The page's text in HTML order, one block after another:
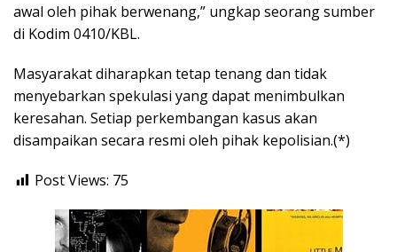
awal oleh pihak berwenang,” ungkap seorang sumber
di Kodim 0410/KBL.
Masyarakat diharapkan tetap tenang dan tidak
menyebarkan spekulasi yang dapat menimbulkan
keresahan. Setiap perkembangan kasus akan
disampaikan secara resmi oleh pihak kepolisian.(*)
Post Views: 75